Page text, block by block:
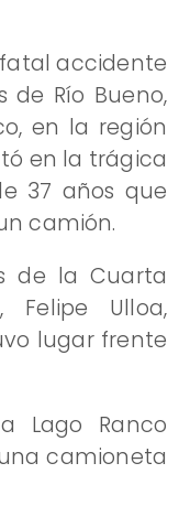
accidente
de Río Bueno,
en la región
en la trágica
37 años que
camión.
de la Cuarta
Felipe Ulloa,
lugar frente
Lago Ranco
camioneta